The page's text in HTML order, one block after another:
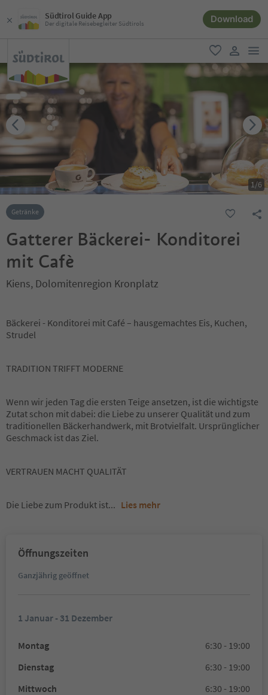
Südtirol Guide App
Der digitale Reisebegleiter Südtirols Download
favorit
user link
1/6
Getränke
Gatterer Bäckerei- Konditorei
mit Cafè
Kiens, Dolomitenregion Kronplatz
Bäckerei - Konditorei mit Café – hausgemachtes Eis, Kuchen,
Strudel
TRADITION TRIFFT MODERNE
Wenn wir jeden Tag die ersten Teige ansetzen, ist die wichtigste
Zutat schon mit dabei: die Liebe zu unserer Qualität und zum
traditionellen Bäckerhandwerk, mit Brotvielfalt. Ursprünglicher
Geschmack ist das Ziel.
VERTRAUEN MACHT QUALITÄT
Die Liebe zum Produkt ist... Lies mehr
Öffnungszeiten
Ganzjährig geöffnet
1 Januar - 31 Dezember
Montag
6:30 - 19:00
Dienstag
6:30 - 19:00
Mittwoch
6:30 - 19:00